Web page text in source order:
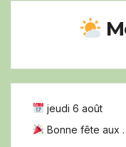
jeudi 6 août
Bonne fête aux